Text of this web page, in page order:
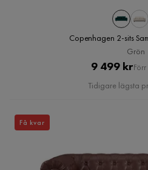
Copenhagen 2-sits
Grön
Pris
9 499 kr
Pris
Tidigare lägsta
Få kvar